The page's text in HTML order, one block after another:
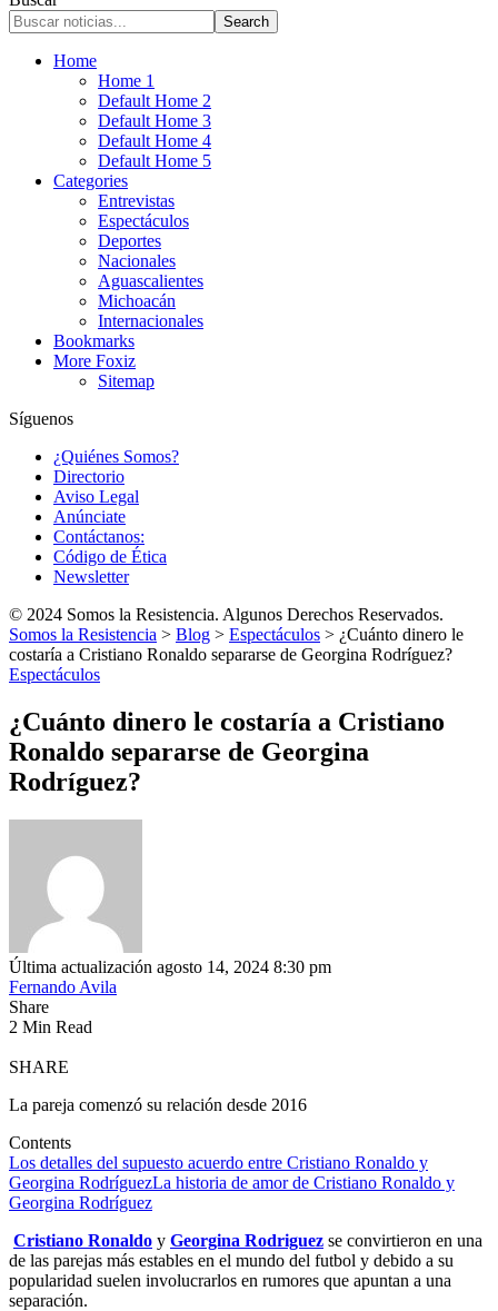
Home
Home 1
Default Home 2
Default Home 3
Default Home 4
Default Home 5
Categories
Entrevistas
Espectáculos
Deportes
Nacionales
Aguascalientes
Michoacán
Internacionales
Bookmarks
More Foxiz
Sitemap
Síguenos
¿Quiénes Somos?
Directorio
Aviso Legal
Anúnciate
Contáctanos:
Código de Ética
Newsletter
© 2024 Somos la Resistencia. Algunos Derechos Reservados.
Somos la Resistencia > Blog > Espectáculos > ¿Cuánto dinero le
costaría a Cristiano Ronaldo separarse de Georgina Rodríguez?
Espectáculos
¿Cuánto dinero le costaría a Cristiano
Ronaldo separarse de Georgina
Rodríguez?
Última actualización agosto 14, 2024 8:30 pm
Fernando Avila
Share
2 Min Read
SHARE
La pareja comenzó su relación desde 2016
Contents
Los detalles del supuesto acuerdo entre Cristiano Ronaldo y
Georgina RodríguezLa historia de amor de Cristiano Ronaldo y
Georgina Rodríguez
Cristiano Ronaldo y Georgina Rodriguez se convirtieron en una
de las parejas más estables en el mundo del futbol y debido a su
popularidad suelen involucrarlos en rumores que apuntan a una
separación.